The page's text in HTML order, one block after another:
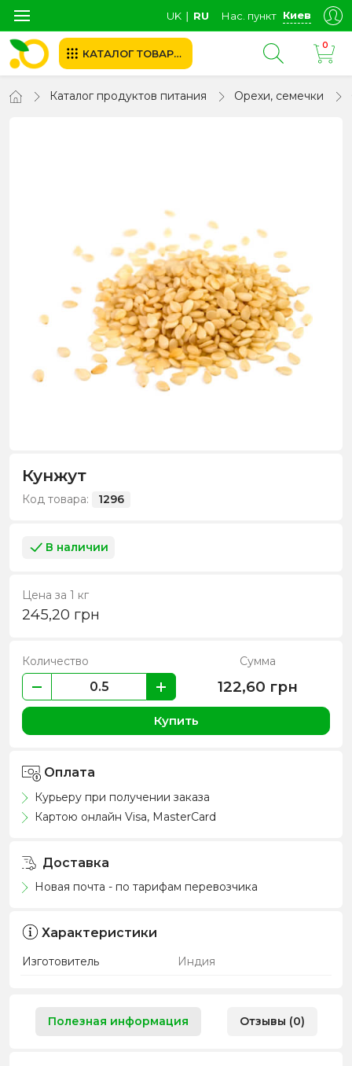
UK ∣ RU Нас. пункт Киев
КАТАЛОГ ТОВАРОВ
0
Каталог продуктов питания Орехи, семечки
Кунжут
Код товара: 1296
В наличии
Цена за 1 кг
245,20 грн
Количество Сумма
122,60 грн
Купить
Оплата
Курьеру при получении заказа
Картою онлайн Visa, MasterCard
Доставка
Новая почта - по тарифам перевозчика
Характеристики
Изготовитель Индия
Полезная информация Отзывы (0)